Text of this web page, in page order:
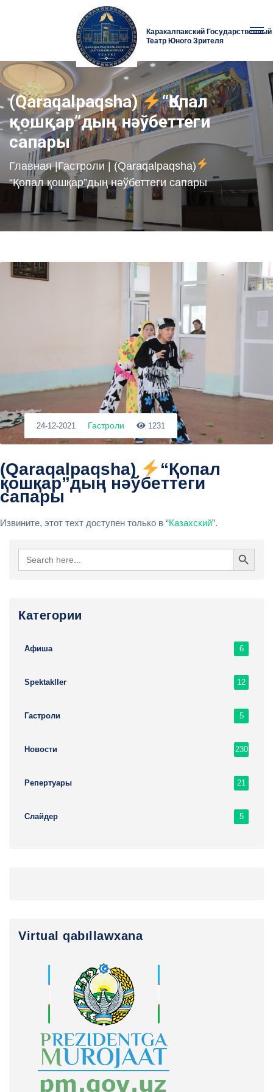
Каракалпакский Государственный
Театр Юного Зрителя
(Qaraqalpaqsha)
“Қопал
қошқар”дың нәўбеттеги
сапары
Главная |Гастроли
| (Qaraqalpaqsha)
“Қопал қошқар”дың нәўбеттеги сапары
24-12-2021 Гастроли 1231
(Qaraqalpaqsha) “Қопал
қошқар”дың нәўбеттеги
сапары
Извините, этот техт доступен только в “Казахский”.
Search
for:
Search Button
Категории
Афиша 6
Spektakller 12
Гастроли 5
Новости 230
Репертуары 21
Слайдер 5
Virtual qabıllawxana